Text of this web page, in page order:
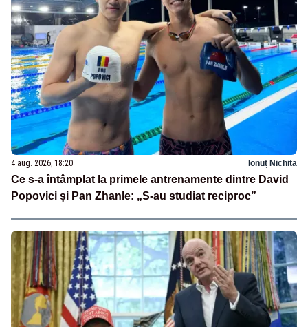
4 aug. 2026, 18:20 Ionuț Nichita
Ce s-a întâmplat la primele antrenamente dintre David
Popovici și Pan Zhanle: „S-au studiat reciproc”